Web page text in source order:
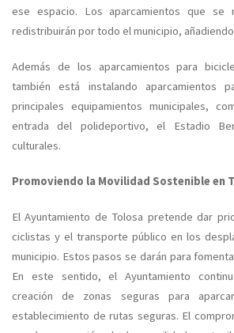
ese espacio. Los aparcamientos que se
redistribuirán por todo el municipio,
Además de los aparcamientos para
también está instalando aparcamientos
principales equipamientos municipales,
entrada del polideportivo, el Estadio
culturales.
Promoviendo la Movilidad Sostenible en
El Ayuntamiento de Tolosa pretende dar
ciclistas y el transporte público en los
municipio. Estos pasos se darán para
En este sentido, el Ayuntamiento
creación de zonas seguras para
establecimiento de rutas seguras. El